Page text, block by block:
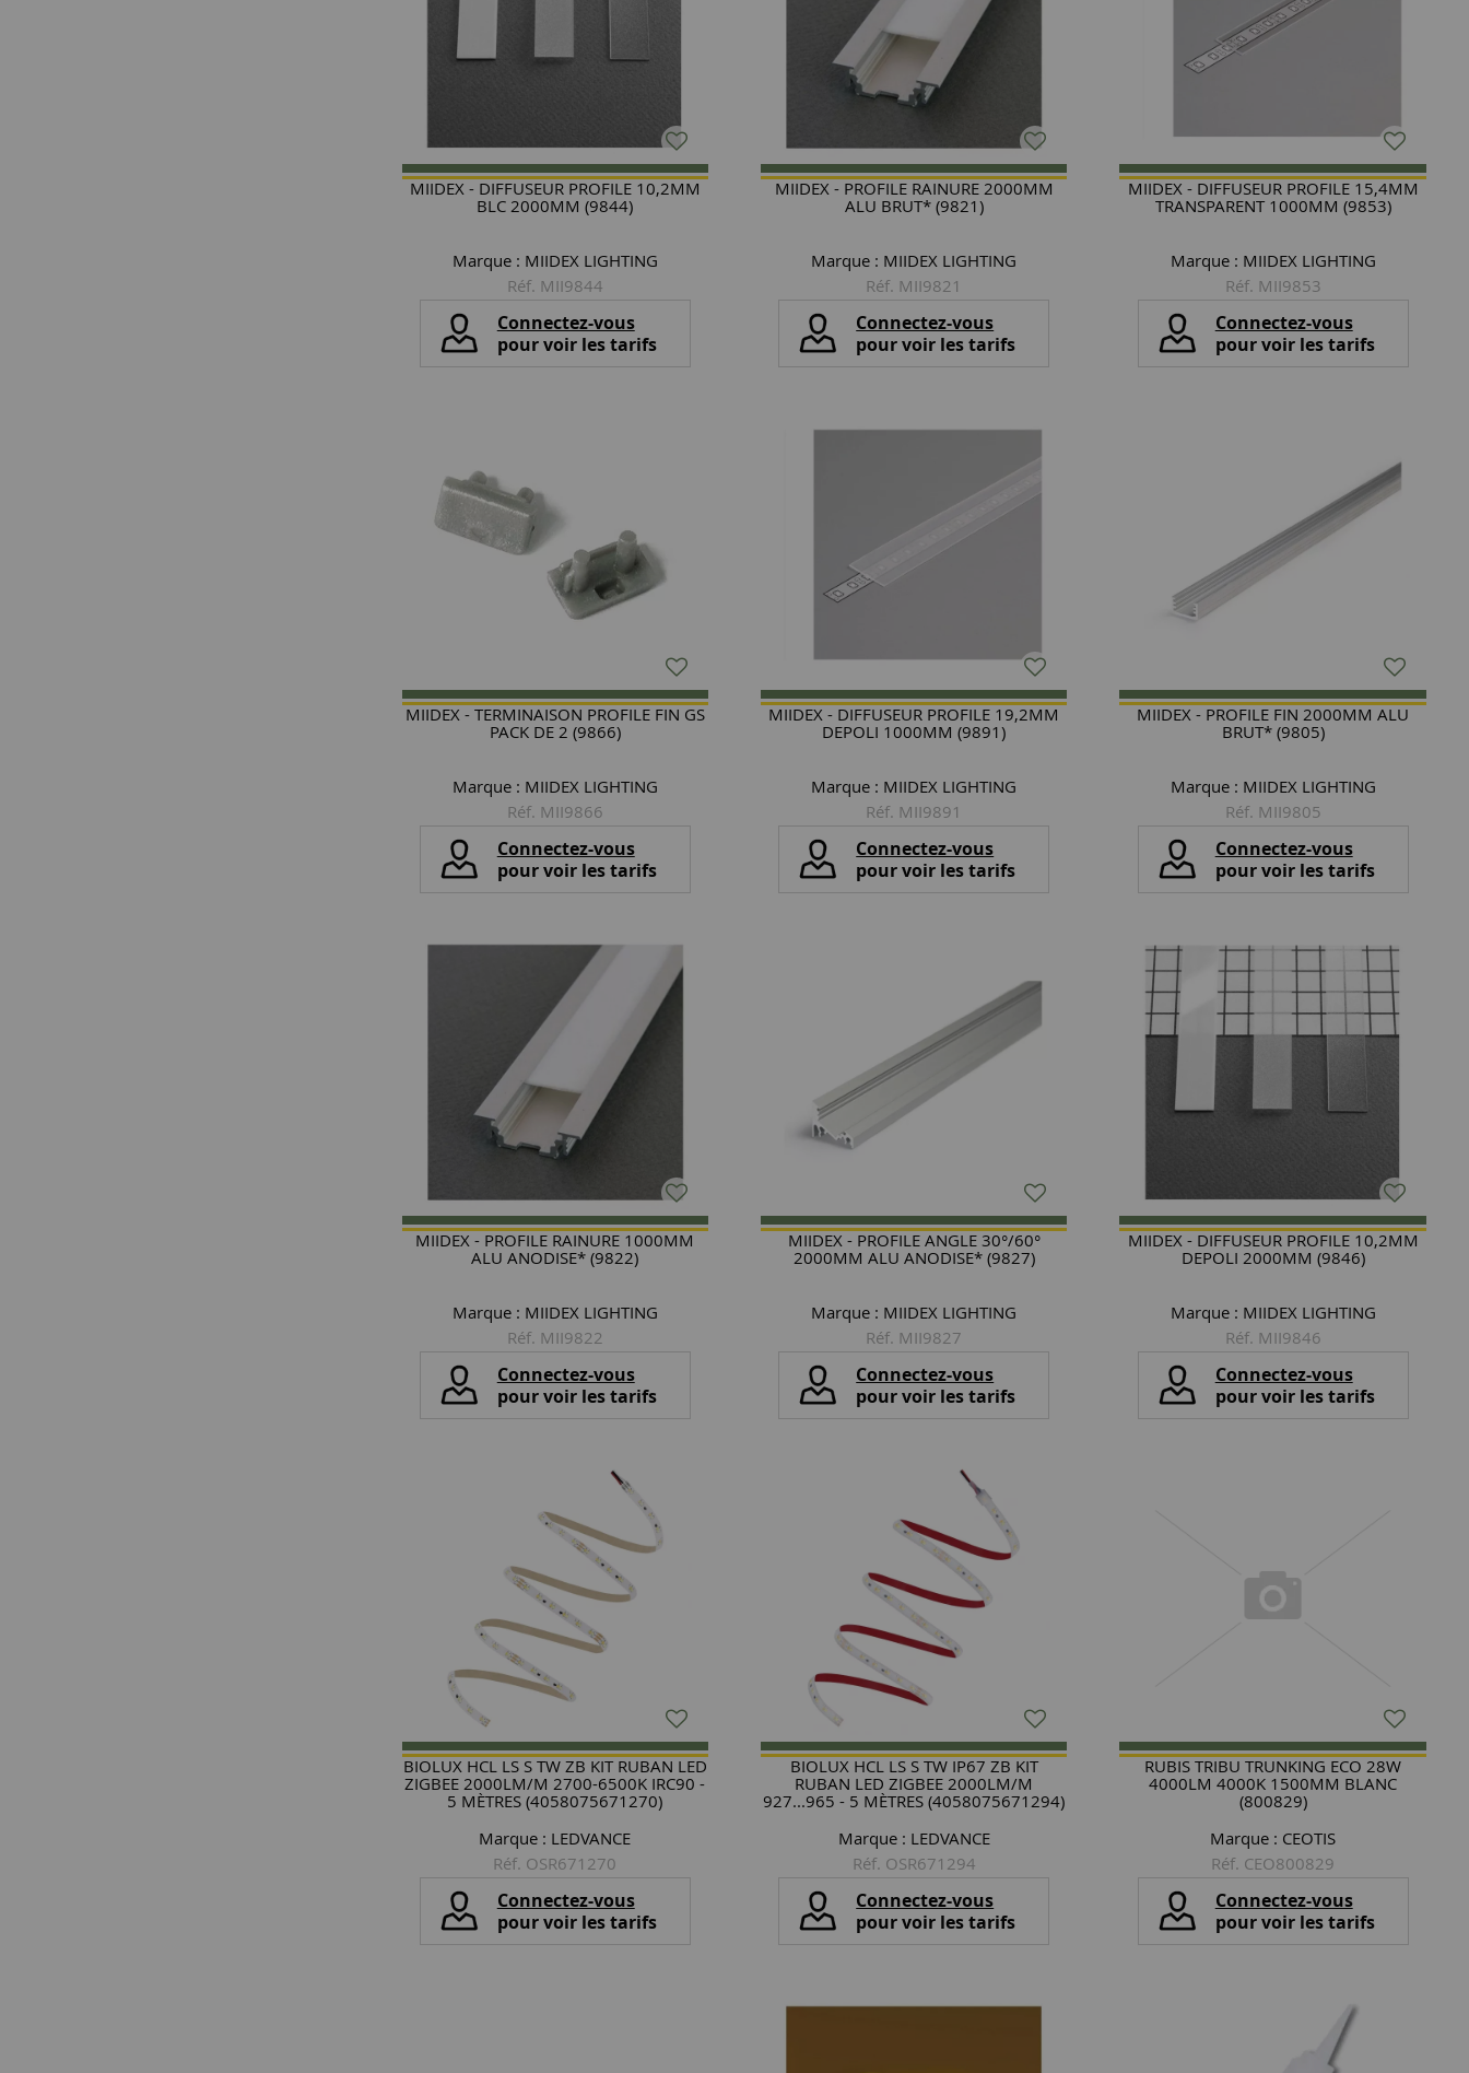
MIIDEX - DIFFUSEUR PROFILE 10,2MM
BLC 2000MM (9844)
Marque : MIIDEX LIGHTING
Réf. MII9844
Connectez-vous
pour voir les tarifs
MIIDEX - PROFILE RAINURE 2000MM
ALU BRUT* (9821)
Marque : MIIDEX LIGHTING
Réf. MII9821
Connectez-vous
pour voir les tarifs
MIIDEX - DIFFUSEUR PROFILE 15,4MM
TRANSPARENT 1000MM (9853)
Marque : MIIDEX LIGHTING
Réf. MII9853
Connectez-vous
pour voir les tarifs
MIIDEX - TERMINAISON PROFILE FIN GS
PACK DE 2 (9866)
Marque : MIIDEX LIGHTING
Réf. MII9866
Connectez-vous
pour voir les tarifs
MIIDEX - DIFFUSEUR PROFILE 19,2MM
DEPOLI 1000MM (9891)
Marque : MIIDEX LIGHTING
Réf. MII9891
Connectez-vous
pour voir les tarifs
MIIDEX - PROFILE FIN 2000MM ALU
BRUT* (9805)
Marque : MIIDEX LIGHTING
Réf. MII9805
Connectez-vous
pour voir les tarifs
MIIDEX - PROFILE RAINURE 1000MM
ALU ANODISE* (9822)
Marque : MIIDEX LIGHTING
Réf. MII9822
Connectez-vous
pour voir les tarifs
MIIDEX - PROFILE ANGLE 30°/60°
2000MM ALU ANODISE* (9827)
Marque : MIIDEX LIGHTING
Réf. MII9827
Connectez-vous
pour voir les tarifs
MIIDEX - DIFFUSEUR PROFILE 10,2MM
DEPOLI 2000MM (9846)
Marque : MIIDEX LIGHTING
Réf. MII9846
Connectez-vous
pour voir les tarifs
BIOLUX HCL LS S TW ZB KIT RUBAN LED
ZIGBEE 2000LM/M 2700-6500K IRC90 -
5 MÈTRES (4058075671270)
Marque : LEDVANCE
Réf. OSR671270
Connectez-vous
pour voir les tarifs
BIOLUX HCL LS S TW IP67 ZB KIT
RUBAN LED ZIGBEE 2000LM/M
927...965 - 5 MÈTRES (4058075671294)
Marque : LEDVANCE
Réf. OSR671294
Connectez-vous
pour voir les tarifs
RUBIS TRIBU TRUNKING ECO 28W
4000LM 4000K 1500MM BLANC
(800829)
Marque : CEOTIS
Réf. CEO800829
Connectez-vous
pour voir les tarifs